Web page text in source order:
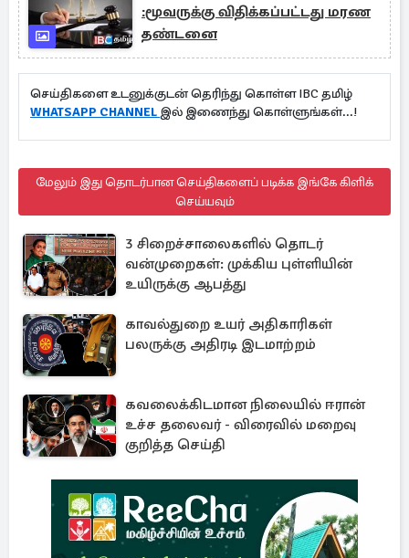
:மூவருக்கு விதிக்கப்பட்டது மரண
தண்டனை
செய்திகளை உடனுக்குடன் தெரிந்து கொள்ள IBC தமிழ்
WHATSAPP CHANNEL இல் இணைந்து கொள்ளுங்கள்...!
மேலும் இது தொடர்பான செய்திகளைப் படிக்க இங்கே கிளிக்
செய்யவும்
3 சிறைச்சாலைகளில் தொடர்
வன்முறைகள்: முக்கிய புள்ளியின்
உயிருக்கு ஆபத்து
காவல்துறை உயர் அதிகாரிகள்
பலருக்கு அதிரடி இடமாற்றம்
கவலைக்கிடமான நிலையில் ஈரான்
உச்ச தலைவர் - விரைவில் மறைவு
குறித்த செய்தி